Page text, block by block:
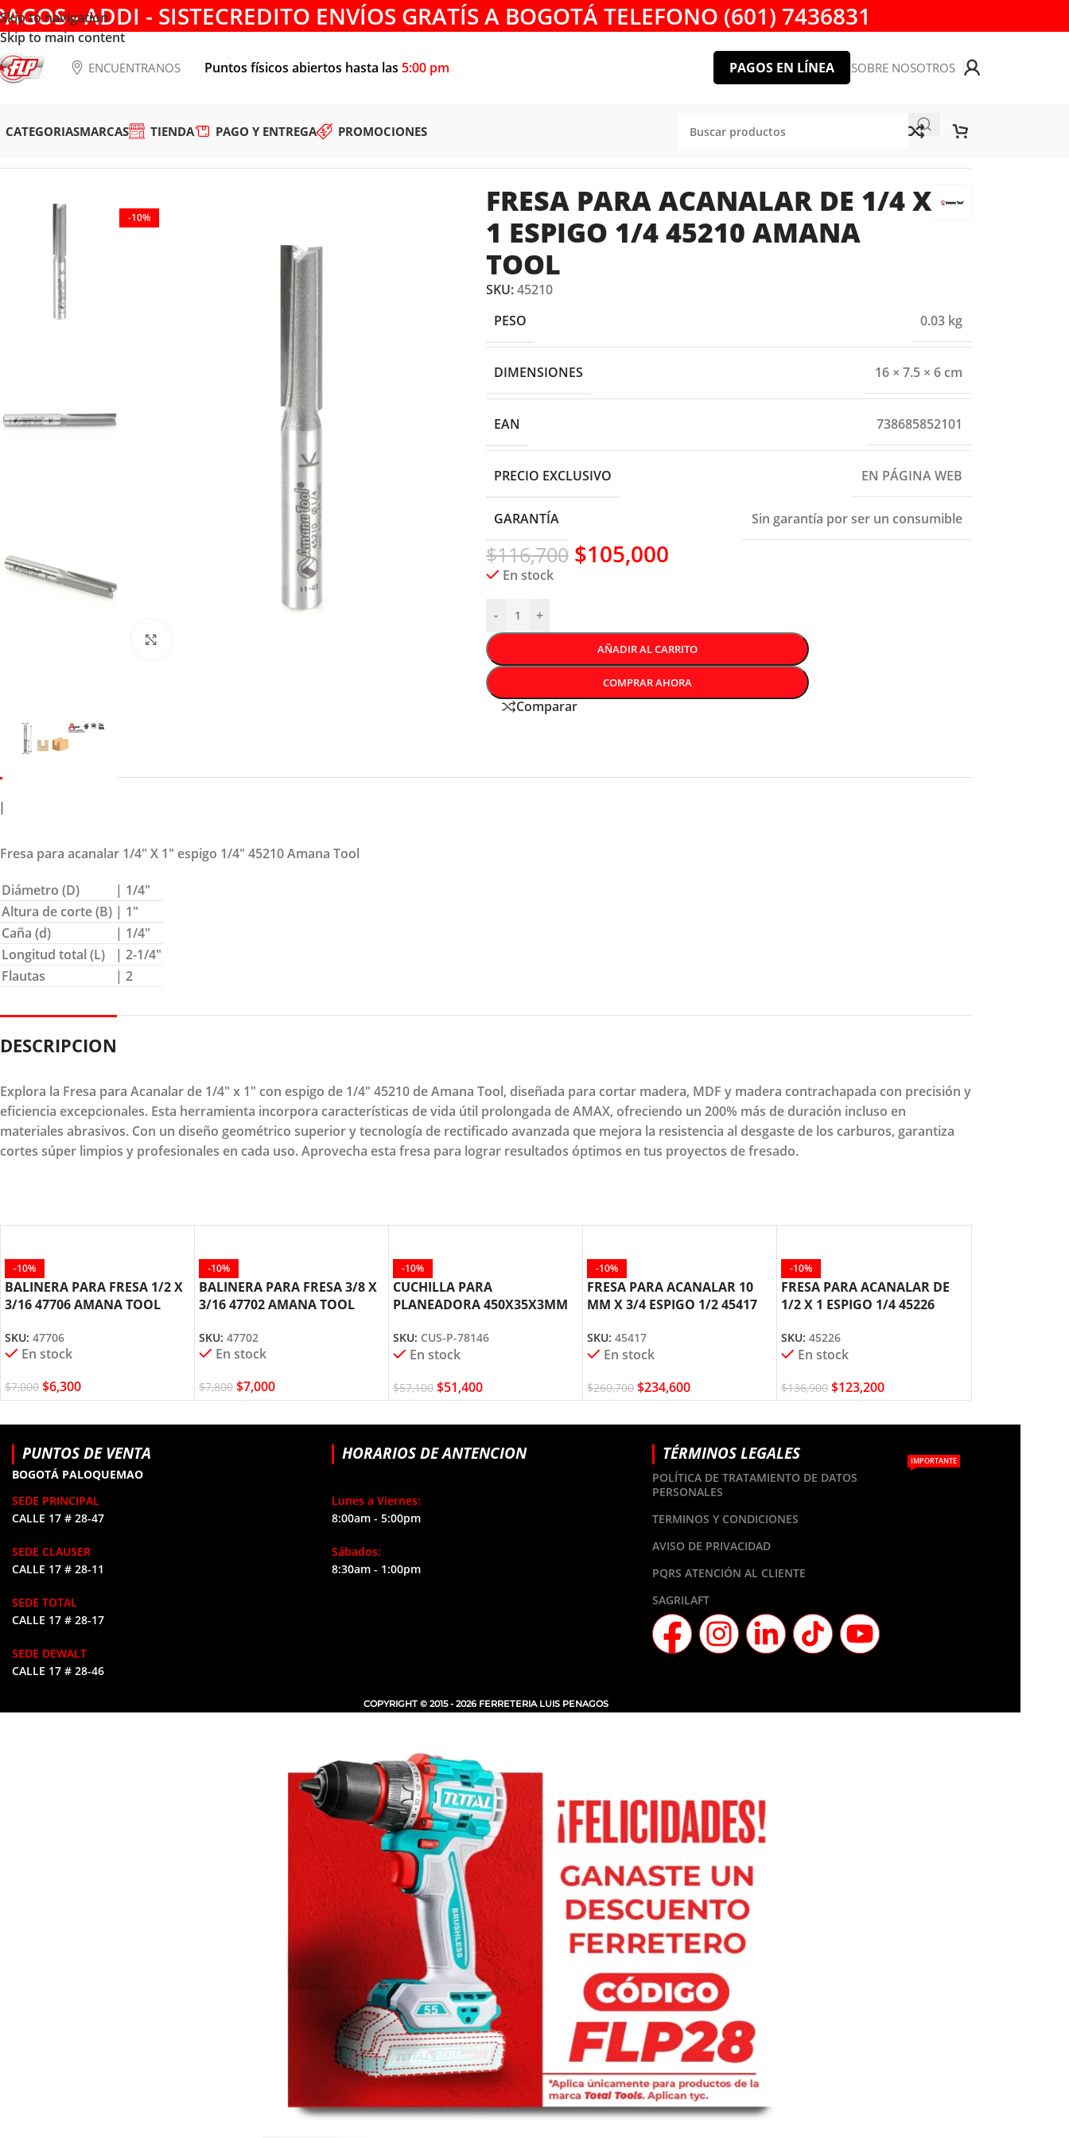
Skip to navigation
Skip to main content
- ADDI - SISTECREDITO ENVÍOS GRATÍS A BOGOTÁ TELEFONO (601) 7436831
ENCUENTRANOS Puntos físicos abiertos hasta las 5:00 pm PAGOS EN LÍNEA SOBRE NOSOTROS
CATEGORIASMARCAS TIENDA PAGO Y ENTREGA PROMOCIONES
-10%
FRESA PARA ACANALAR DE 1/4 X
1 ESPIGO 1/4 45210 AMANA
TOOL
SKU:45210
PESO
0.03 kg
DIMENSIONES 16 × 7.5 × 6 cm
EAN 738685852101
PRECIO EXCLUSIVO EN PÁGINA WEB
GARANTÍA Sin garantía por ser un consumible
$116,700 $105,000
En stock
- +
AÑADIR AL CARRITO
COMPRAR AHORA
Comparar
DETALLES
Fresa para acanalar 1/4″ X 1″ espigo 1/4″ 45210 Amana Tool
Diámetro (D)
| 1/4″
Altura de corte (B) | 1″
Caña (d)
| 1/4″
Longitud total (L)
| 2-1/4″
Flautas
| 2
DESCRIPCION
Explora la Fresa para Acanalar de 1/4" x 1" con espigo de 1/4" 45210 de Amana Tool, diseñada para cortar madera, MDF y madera contrachapada con precisión y
eficiencia excepcionales. Esta herramienta incorpora características de vida útil prolongada de AMAX, ofreciendo un 200% más de duración incluso en
materiales abrasivos. Con un diseño geométrico superior y tecnología de rectificado avanzada que mejora la resistencia al desgaste de los carburos, garantiza
cortes súper limpios y profesionales en cada uso. Aprovecha esta fresa para lograr resultados óptimos en tus proyectos de fresado.
-10%
BALINERA PARA FRESA 1/2 X
3/16 47706 AMANA TOOL
SKU: 47706
En stock
$7,000 $6,300
-10%
BALINERA PARA FRESA 3/8 X
3/16 47702 AMANA TOOL
SKU: 47702
En stock
$7,800 $7,000
-10%
CUCHILLA PARA
PLANEADORA 450X35X3MM
SKU: CUS-P-78146
En stock
$57,100 $51,400
-10%
FRESA PARA ACANALAR 10
MM X 3/4 ESPIGO 1/2 45417
SKU: 45417
En stock
$260,700 $234,600
-10%
FRESA PARA ACANALAR DE
1/2 X 1 ESPIGO 1/4 45226
SKU: 45226
En stock
$136,900 $123,200
PUNTOS DE VENTA
BOGOTÁ PALOQUEMAO
SEDE PRINCIPAL
CALLE 17 # 28-47
SEDE CLAUSER
CALLE 17 # 28-11
SEDE TOTAL
CALLE 17 # 28-17
SEDE DEWALT
CALLE 17 # 28-46
HORARIOS DE ANTENCION
Lunes a Viernes:
8:00am - 5:00pm
Sábados:
8:30am - 1:00pm
TÉRMINOS LEGALES
POLÍTICA DE TRATAMIENTO DE DATOS
PERSONALES
IMPORTANTE
TERMINOS Y CONDICIONES
AVISO DE PRIVACIDAD
PQRS ATENCIÓN AL CLIENTE
SAGRILAFT
COPYRIGHT © 2015 - 2026 FERRETERIA LUIS PENAGOS